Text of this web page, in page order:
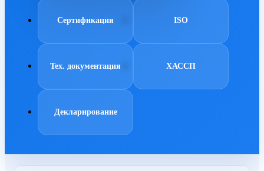
Сертификация ISO
Тех. документация ХАССП
Декларирование